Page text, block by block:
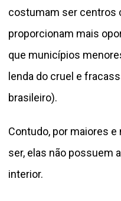
costumam ser centros
proporcionam mais
que municípios
lenda do cruel e
brasileiro).
Contudo, por maiores
ser, elas não possuem
interior.